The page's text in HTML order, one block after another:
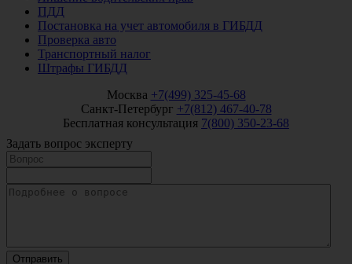
ПДД
Постановка на учет автомобиля в ГИБДД
Проверка авто
Транспортный налог
Штрафы ГИБДД
Москва +7(499) 325-45-68
Санкт-Петербург +7(812) 467-40-78
Бесплатная консультация 7(800) 350-23-68
Задать вопрос эксперту